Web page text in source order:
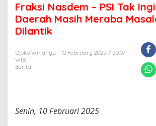
a
k
s
a
P
S
Fraksi Nasdem – PSI Tak
Daerah Masih Meraba
Dilantik
Djoko Winahyu
10 February 2025 / 20:07
WIB
Berita
Senin, 10 Februari 2025